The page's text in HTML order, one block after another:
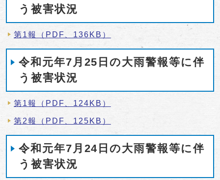
う被害状況
第1報（PDF、136KB）
令和元年7月25日の大雨警報等に伴
う被害状況
第1報（PDF、124KB）
第2報（PDF、125KB）
令和元年7月24日の大雨警報等に伴
う被害状況